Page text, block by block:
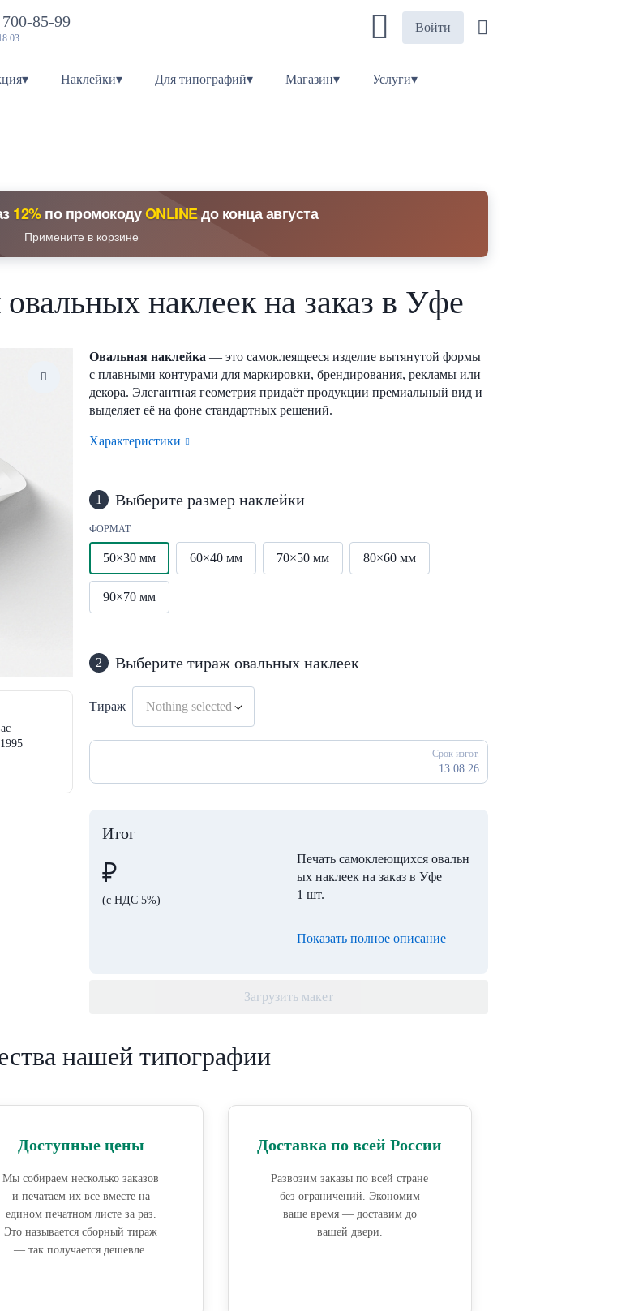
85-99 Войти
Наклейки▾ Для типографий▾ Магазин▾ Услуги▾
12%по промокодуONLINEдо конца августа
Примените в корзине
наклеек на заказ в Уфе
Овальная наклейка — это самоклеящееся изделие вытянутой формы
с плавными контурами для маркировки, брендирования, рекламы или
декора. Элегантная геометрия придаёт продукции премиальный вид и
выделяет её на фоне стандартных решений.
Характеристики
1 Выберите размер наклейки
ФОРМАТ
50×30 мм 60×40 мм 70×50 мм 80×60 мм
90×70 мм
2 Выберите тираж овальных наклеек
Тираж Nothing selected
Срок изгот.
13.08.26
Итог
₽
(с НДС 5%)
Печать самоклеющихся овальн
ых наклеек на заказ в Уфе
1 шт.
Показать полное описание
Загрузить макет
нашей типографии
Доступные цены
Мы собираем несколько заказов
и печатаем их все вместе на
едином печатном листе за раз.
Это называется сборный тираж
— так получается дешевле.
Доставка по всей России
Развозим заказы по всей стране
без ограничений. Экономим
ваше время — доставим до
вашей двери.